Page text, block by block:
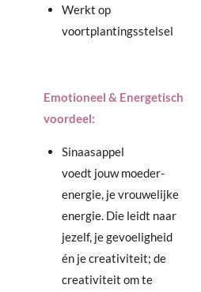
Werkt op
voortplantingsstelsel
Emotioneel & Energetisch
voordeel:
Sinaasappel
voedt jouw moeder-
energie, je vrouwelijke
energie. Die leidt naar
jezelf, je gevoeligheid
én je creativiteit; de
creativiteit om te